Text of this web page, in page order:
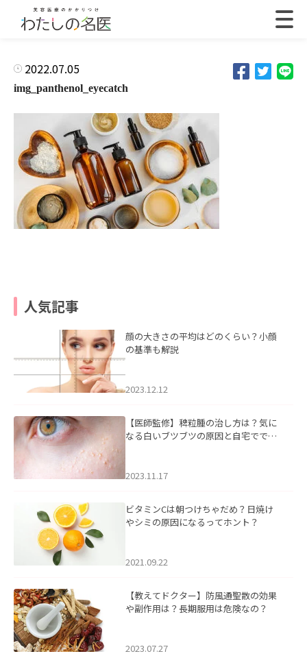
2022.07.05
img_panthenol_eyecatch
人気記事
顔の大きさの平均はどのくらい？小顔
の基準も解説
2023.12.12
【医師監修】稗粒腫の治し方は？気に
なる白いブツブツの原因と自宅ででき
2023.11.17
ビタミンCは朝つけちゃだめ？日焼け
やシミの原因になるってホント？
2021.09.22
【教えてドクター】防風通聖散の効果
や副作用は？長期服用は危険なの？
2023.07.27